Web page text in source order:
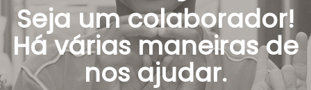
Seja um colaborador!
Há várias maneiras de
nos ajudar.